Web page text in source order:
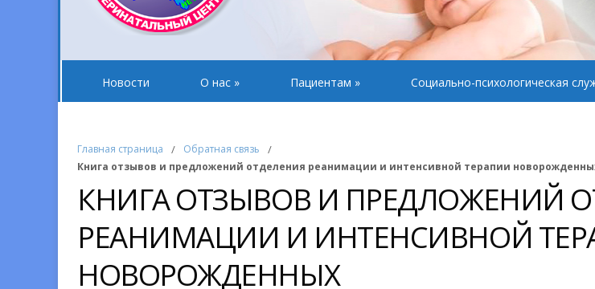
Новости О нас » Пациентам » Социально-психологическая
Главная страница / Обратная связь /
Книга отзывов и предложений отделения реанимации и интенсивной терапии
КНИГА ОТЗЫВОВ И ПРЕДЛОЖЕНИЙ
РЕАНИМАЦИИ И ИНТЕНСИВНОЙ
НОВОРОЖДЕННЫХ